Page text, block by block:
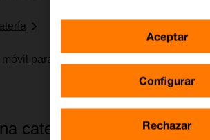
para internet
categoría
Configurar
Rechazar
Aceptar